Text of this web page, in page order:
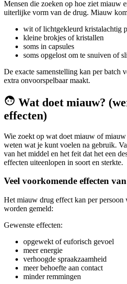
Mensen die zoeken op hoe ziet miauw
uiterlijke vorm van de drug. Miauw
wit of lichtgekleurd kristalachtig
kleine brokjes of kristallen
soms in capsules
soms opgelost om te snuiven of
De exacte samenstelling kan per batch
extra onvoorspelbaar maakt.
Wat doet miauw?
effecten)
Wie zoekt op wat doet miauw of
weten wat je kunt voelen na gebruik.
van het middel en het feit dat het een
effecten uiteenlopen in soort en sterkte.
Veel voorkomende effecten
Het miauw drug effect kan per persoon
worden gemeld:
Gewenste effecten:
opgewekt of euforisch gevoel
meer energie
verhoogde spraakzaamheid
meer behoefte aan contact
minder remmingen